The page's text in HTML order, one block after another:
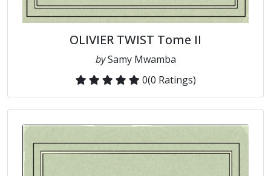
OLIVIER TWIST Tome II
bySamy Mwamba
0(0 Ratings)